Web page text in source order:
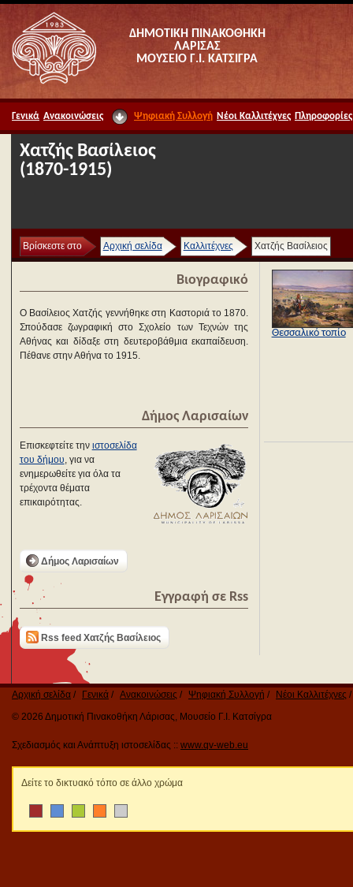
ΔΗΜΟΤΙΚΗ ΠΙΝΑΚΟΘΗΚΗ
ΛΑΡΙΣΑΣ
ΜΟΥΣΕΙΟ Γ.Ι. ΚΑΤΣΙΓΡΑ
Γενικά Ανακοινώσεις Ψηφιακή Συλλογή Νέοι Καλλιτέχνες Πληροφορίες
Χατζής Βασίλειος
(1870-1915)
Βρίσκεστε στο Αρχική σελίδα Καλλιτέχνες Χατζής Βασίλειος
Βιογραφικό
Ο Βασίλειος Χατζής γεννήθηκε στη Καστοριά το 1870.
Σπούδασε ζωγραφική στο Σχολείο των Τεχνών της
Αθήνας και δίδαξε στη δευτεροβάθμια εκαπαίδευση.
Πέθανε στην Αθήνα το 1915.
Δήμος Λαρισαίων
Επισκεφτείτε την ιστοσελίδα
του δήμου, για να
ενημερωθείτε για όλα τα
τρέχοντα θέματα
επικαιρότητας.
Δήμος Λαρισαίων
Εγγραφή σε Rss
Rss feed Χατζής Βασίλειος
Θεσσαλικό τοπίο
Αρχική σελίδα Γενικά Ανακοινώσεις Ψηφιακή Συλλογή
Νέοι Καλλιτέχνες
© 2026 Δημοτική Πινακοθήκη Λάρισας, Μουσείο Γ.Ι. Κατσίγρα
Σχεδιασμός και Ανάπτυξη ιστοσελίδας :: www.qv-web.eu
Δείτε το δικτυακό τόπο σε άλλο χρώμα